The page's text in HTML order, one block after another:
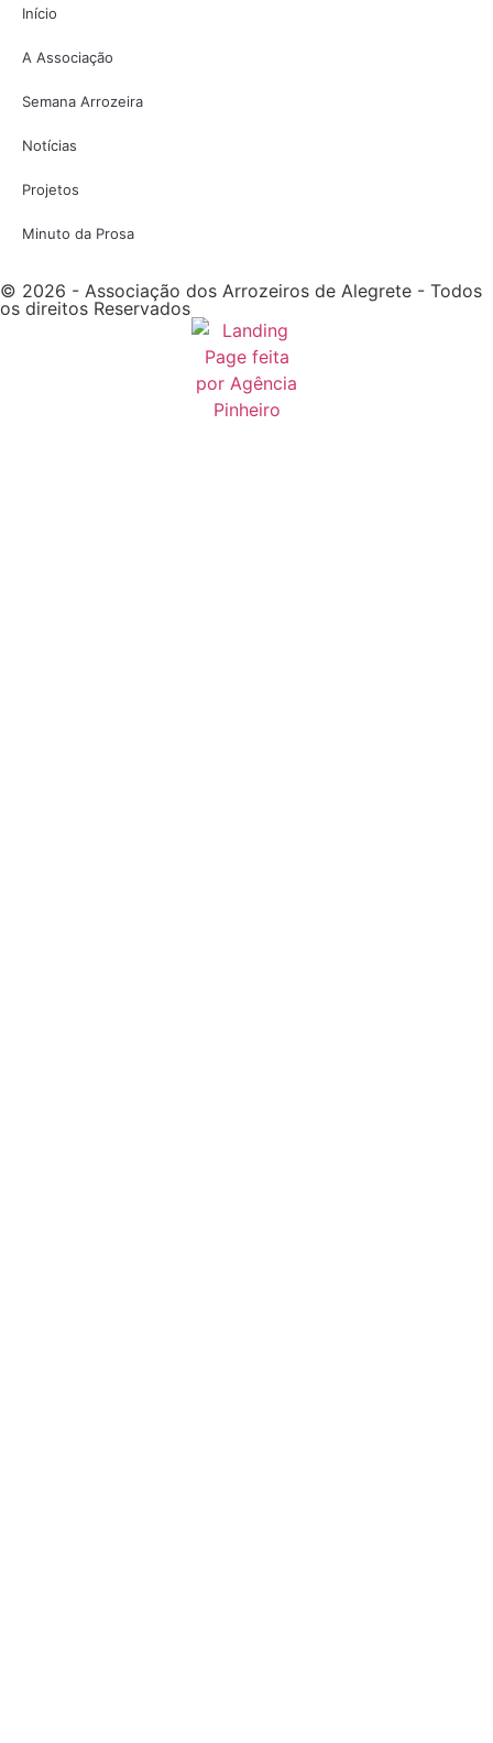
Início
A Associação
Semana Arrozeira
Notícias
Projetos
Minuto da Prosa
© 2026 - Associação dos Arrozeiros de Alegrete - Todos
os direitos Reservados